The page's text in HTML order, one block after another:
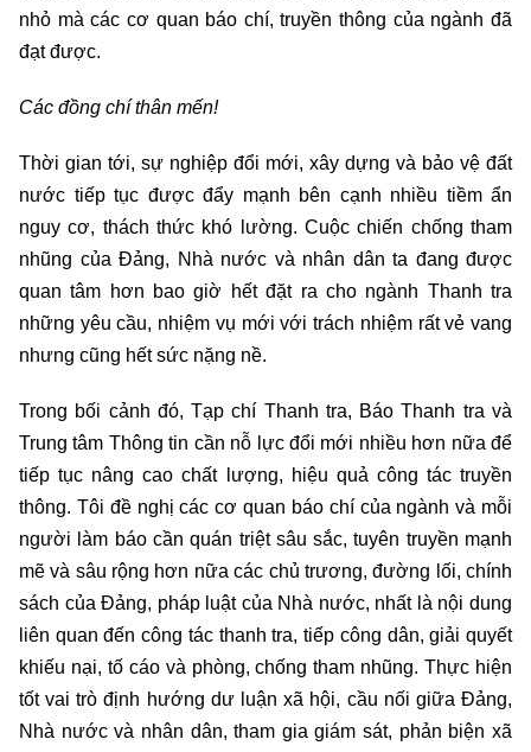
nhỏ mà các cơ quan báo chí, truyền thông của ngành đã
đạt được.
Các đồng chí thân mến!
Thời gian tới, sự nghiệp đổi mới, xây dựng và bảo vệ đất
nước tiếp tục được đẩy mạnh bên cạnh nhiều tiềm ẩn
nguy cơ, thách thức khó lường. Cuộc chiến chống tham
nhũng của Đảng, Nhà nước và nhân dân ta đang được
quan tâm hơn bao giờ hết đặt ra cho ngành Thanh tra
những yêu cầu, nhiệm vụ mới với trách nhiệm rất vẻ vang
nhưng cũng hết sức nặng nề.
Trong bối cảnh đó, Tạp chí Thanh tra, Báo Thanh tra và
Trung tâm Thông tin cần nỗ lực đổi mới nhiều hơn nữa để
tiếp tục nâng cao chất lượng, hiệu quả công tác truyền
thông. Tôi đề nghị các cơ quan báo chí của ngành và mỗi
người làm báo cần quán triệt sâu sắc, tuyên truyền mạnh
mẽ và sâu rộng hơn nữa các chủ trương, đường lối, chính
sách của Đảng, pháp luật của Nhà nước, nhất là nội dung
liên quan đến công tác thanh tra, tiếp công dân, giải quyết
khiếu nại, tố cáo và phòng, chống tham nhũng. Thực hiện
tốt vai trò định hướng dư luận xã hội, cầu nối giữa Đảng,
Nhà nước và nhân dân, tham gia giám sát, phản biện xã